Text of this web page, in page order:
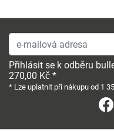
e-mailová adresa
Přihlásit se k odběru
270,00 Kč *
* Lze uplatnit při nákupu od 1